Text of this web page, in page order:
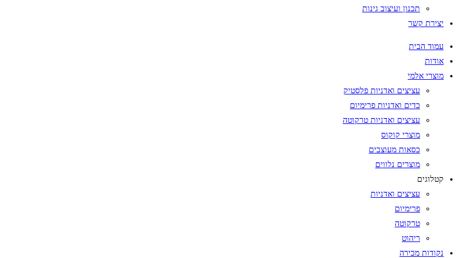
תכנון ועיצוב גינות
יצירת קשר
עמוד הבית
אודות
מוצרי אלמי
עציצים ואדניות פלסטיק
כדים ואדניות פרימיום
עציצים ואדניות טרקוטה
מוצרי קוקוס
כסאות מעוצבים
מוצרים נלווים
קטלוגים
עציצים ואדניות
פרימיום
טרקוטה
ריהוט
נקודות מכירה